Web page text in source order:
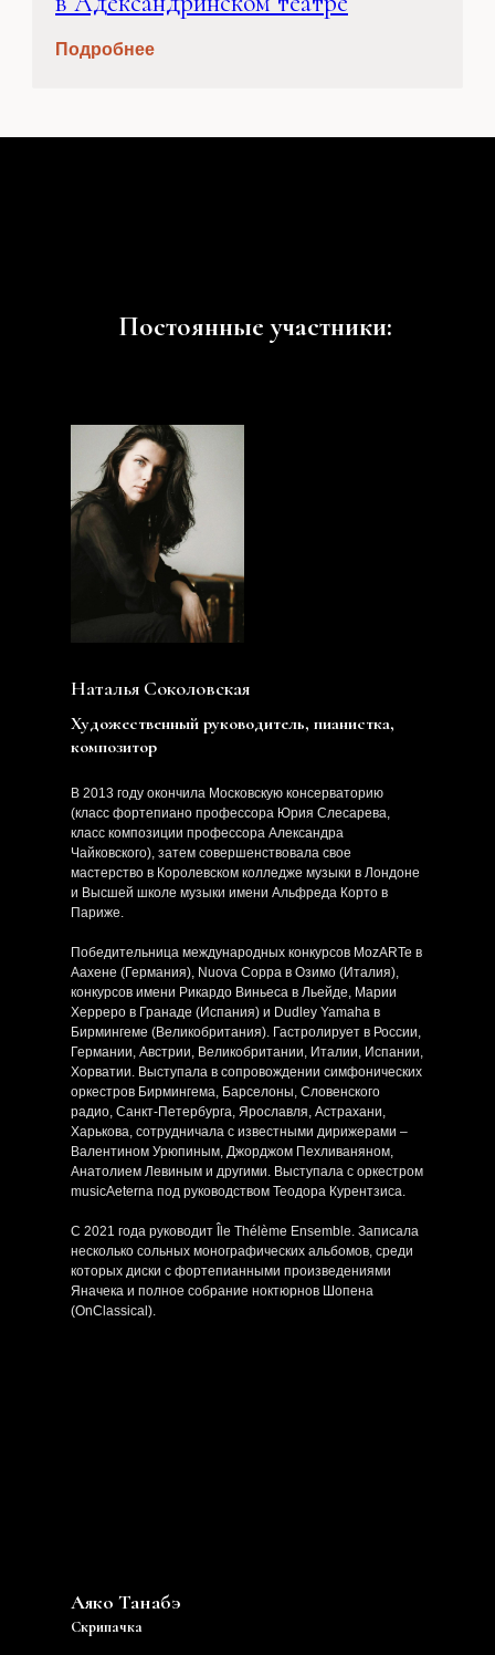
Подробнее
Постоянные участники:
В 2013 году окончила Московскую консерваторию
(класс фортепиано профессора Юрия Слесарева,
класс композиции профессора Александра
Чайковского), затем совершенствовала свое
мастерство в Королевском колледже музыки в Лондоне
и Высшей школе музыки имени Альфреда Корто в
Париже.
Победительница международных конкурсов MozARTe в
Аахене (Германия), Nuova Coppa в Озимо (Италия),
конкурсов имени Рикардо Виньеса в Льейде, Марии
Херреро в Гранаде (Испания) и Dudley Yamaha в
Бирмингеме (Великобритания). Гастролирует в России,
Германии, Австрии, Великобритании, Италии, Испании,
Хорватии. Выступала в сопровождении симфонических
оркестров Бирмингема, Барселоны, Словенского
радио, Санкт-Петербурга, Ярославля, Астрахани,
Харькова, сотрудничала с известными дирижерами –
Валентином Урюпиным, Джорджом Пехливаняном,
Анатолием Левиным и другими. Выступала с оркестром
musicAeterna под руководством Теодора Курентзиса.
С 2021 года руководит Île Thélème Ensemble. Записала
несколько сольных монографических альбомов, среди
которых диски с фортепианными произведениями
Яначека и полное собрание ноктюрнов Шопена
(OnClassical).
Наталья Соколовская
Художественный руководитель, пианистка,
композитор
Аяко Танабэ
Скрипачка